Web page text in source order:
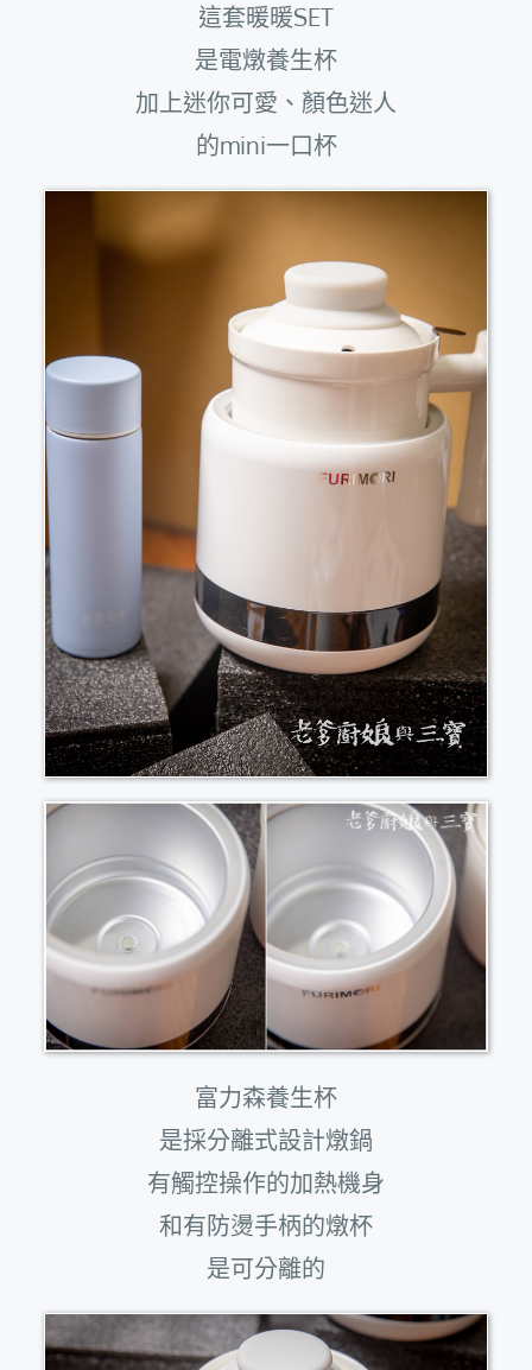
這套暖暖SET
是電燉養生杯
加上迷你可愛、顏色迷人
的mini一口杯
富力森養生杯
是採分離式設計燉鍋
有觸控操作的加熱機身
和有防燙手柄的燉杯
是可分離的